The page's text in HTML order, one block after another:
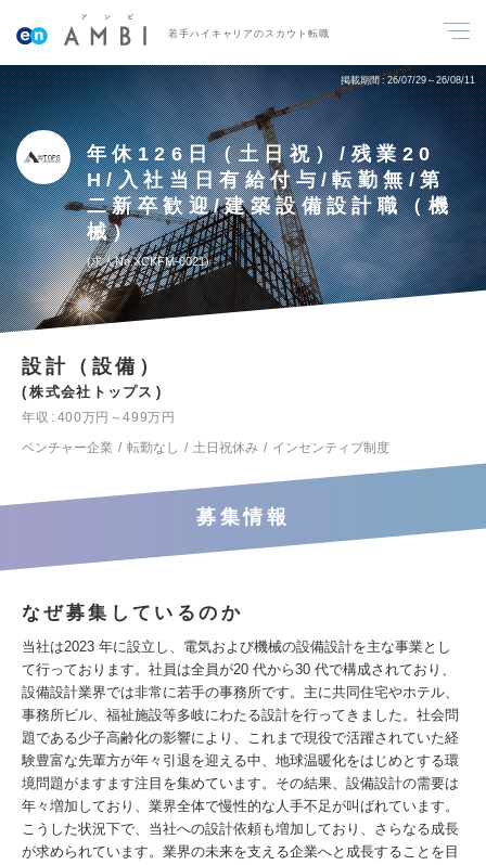
若手ハイキャリアのスカウト転職
掲載期間 26/07/29～26/08/11
年休126日（土日祝）/残業20
H/入社当日有給付与/転勤無/第
二新卒歓迎/建築設備設計職（機
械）
求人No.XCKFM-0021
設計（設備）
株式会社トップス
年収
400万円～499万円
ベンチャー企業
転勤なし 土日祝休み インセンティブ制度
募集情報
なぜ募集しているのか
当社は2023 年に設立し、電気および機械の設備設計を主な事業とし
て行っております。社員は全員が20 代から30 代で構成されており、
設備設計業界では非常に若手の事務所です。主に共同住宅やホテル、
事務所ビル、福祉施設等多岐にわたる設計を行ってきました。社会問
題である少子高齢化の影響により、これまで現役で活躍されていた経
験豊富な先輩方が年々引退を迎える中、地球温暖化をはじめとする環
境問題がますます注目を集めています。その結果、設備設計の需要は
年々増加しており、業界全体で慢性的な人手不足が叫ばれています。
こうした状況下で、当社への設計依頼も増加しており、さらなる成⻑
が求められています。業界の未来を⽀える企業へと成⻑することを目